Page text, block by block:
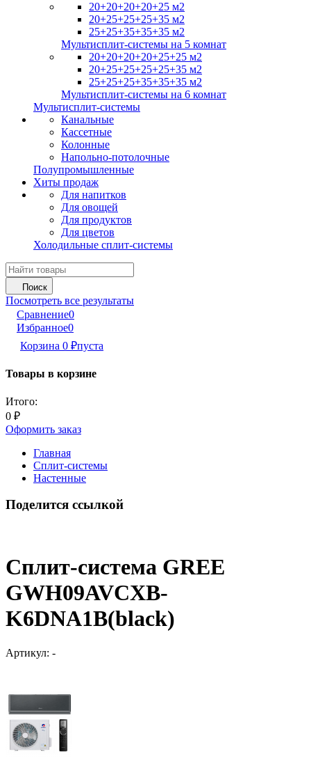
20+20+20+20+25 м2
20+25+25+25+35 м2
25+25+35+35+35 м2
Мультисплит-системы на 5 комнат
20+20+20+20+25+25 м2
20+25+25+25+25+35 м2
25+25+25+35+35+35 м2
Мультисплит-системы на 6 комнат
Мультисплит-системы
Канальные
Кассетные
Колонные
Напольно-потолочные
Полупромышленные
Хиты продаж
Для напитков
Для овощей
Для продуктов
Для цветов
Холодильные сплит-системы
Поиск
Посмотреть все результаты
Сравнение0
Избранное0
Корзина 0 ₽пуста
Товары в корзине
Итого:
0 ₽
Оформить заказ
Главная
Сплит-системы
Настенные
Поделится ссылкой
Сплит-система GREE
GWH09AVCXB-
K6DNA1B(black)
Артикул: -